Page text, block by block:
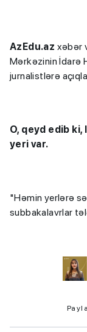
AzEdu.az xəbər
Mərkəzinin İdarə
jurnalistlərə
O, qeyd edib
yeri var.
"Həmin yerlərə
subbakalavrlar